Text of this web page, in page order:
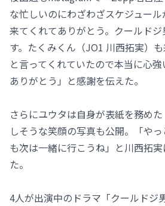
な忙しいのにわざわざスケジュー
来てくれてありがとう。クールド
す。たくみくん（JO1 川西拓実）
と言ってくれていたので本当に心
ありがとう」と感謝を伝えた。
さらにユウタは自身が表紙を務め
しそうな笑顔の写真も公開。「や
も次は一緒に行こうね」と川西拓
た。
4人が出演中のドラマ「クールドジ